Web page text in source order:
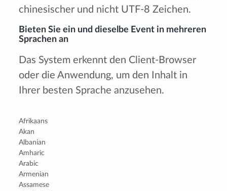
chinesischer und nicht UTF-8 Zeichen.
Bieten Sie ein und dieselbe Event in mehreren
Sprachen an
Das System erkennt den Client-Browser
oder die Anwendung, um den Inhalt in
Ihrer besten Sprache anzusehen.
Afrikaans
Akan
Albanian
Amharic
Arabic
Armenian
Assamese